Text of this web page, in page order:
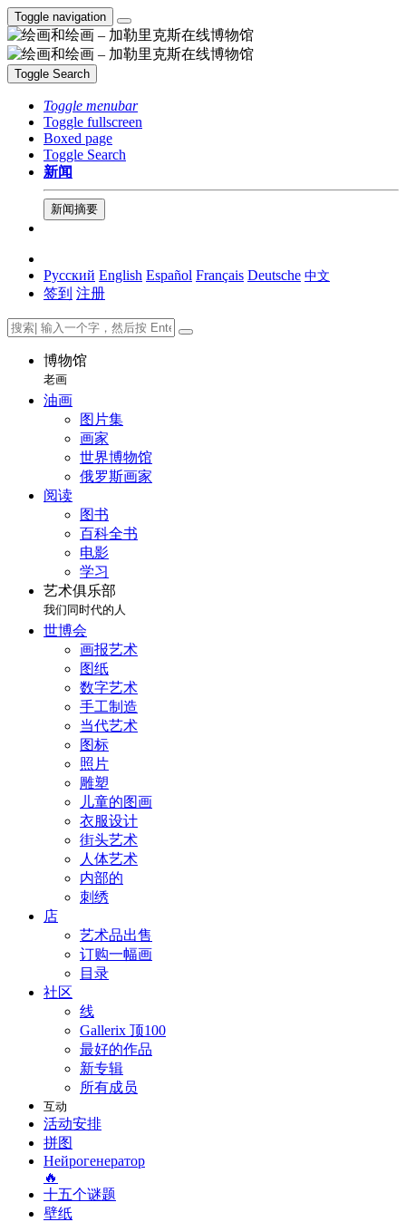
Toggle navigation
Toggle Search
Toggle menubar
Toggle fullscreen
Boxed page
Toggle Search
新闻
新闻摘要
Русский English Español Français Deutsche 中文
签到 注册
博物馆
老画
油画
图片集
画家
世界博物馆
俄罗斯画家
阅读
图书
百科全书
电影
学习
艺术俱乐部
我们同时代的人
世博会
画报艺术
图纸
数字艺术
手工制造
当代艺术
图标
照片
雕塑
儿童的图画
衣服设计
街头艺术
人体艺术
内部的
刺绣
店
艺术品出售
订购一幅画
目录
社区
线
Gallerix 顶100
最好的作品
新专辑
所有成员
互动
活动安排
拼图
Нейрогенератор
🔥
十五个谜题
壁纸